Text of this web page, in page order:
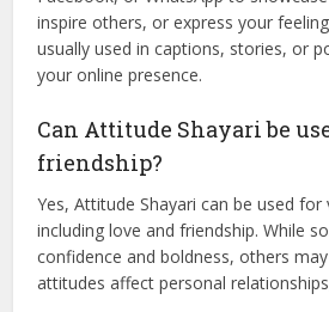
perspective toward life,
How can Attitude Shayari
social media?
Attitude Shayari can be shared on
Facebook, or WhatsApp to showcase
usually used in captions, stories, or
your online presence.
Can Attitude Shayari be